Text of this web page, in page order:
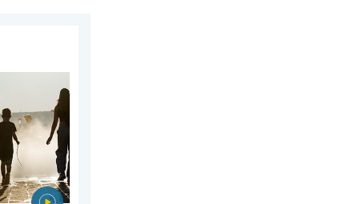
40°C. Canicule Europe de l'Est. . . mardi 4 août 2026